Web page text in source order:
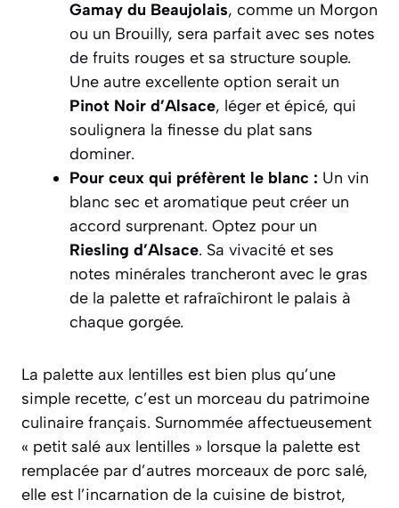
Gamay du Beaujolais, comme un Morgon
ou un Brouilly, sera parfait avec ses notes
de fruits rouges et sa structure souple.
Une autre excellente option serait un
Pinot Noir d’Alsace, léger et épicé, qui
soulignera la finesse du plat sans
dominer.
Pour ceux qui préfèrent le blanc : Un vin
blanc sec et aromatique peut créer un
accord surprenant. Optez pour un
Riesling d’Alsace. Sa vivacité et ses
notes minérales trancheront avec le gras
de la palette et rafraîchiront le palais à
chaque gorgée.
La palette aux lentilles est bien plus qu’une
simple recette, c’est un morceau du patrimoine
culinaire français. Surnommée affectueusement
« petit salé aux lentilles » lorsque la palette est
remplacée par d’autres morceaux de porc salé,
elle est l’incarnation de la cuisine de bistrot,